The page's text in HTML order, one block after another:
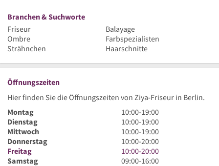
Branchen & Suchworte
Friseur
Balayage
Ombre
Farbspezialisten
Strähnchen
Haarschnitte
Öffnungszeiten
Hier finden Sie die Öffnungszeiten von Ziya-Friseur in Berlin.
Montag
10
Uhr
bis
19
Uhr
10:00-19:00
Dienstag
10
Uhr
bis
19
Uhr
10:00-19:00
Mittwoch
10
Uhr
bis
19
10:00-19:00
Donnerstag
10
Uhr
bis
10:00-20:00
Freitag
10
Uhr
10:00-20:00
Samstag
9
09:00-16:00